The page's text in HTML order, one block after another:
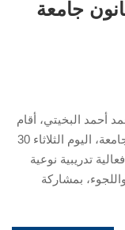
جامعة
أحمد البخيتي، أقام
مركز دراسات الهجرة واللاجئين والنازحين بالجامعة، اليوم الثلاثاء 30
الموافق 8 ربيع الآخر 1447هـ، فعالية تدريبية نوعية
بمشاركة